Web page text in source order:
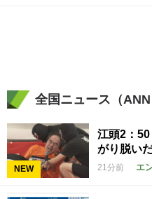
全国ニュース（ANN
NEW
江頭2：
がり脱い
21分前 エ